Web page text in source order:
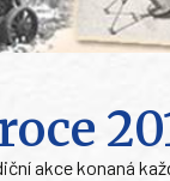
akce konaná